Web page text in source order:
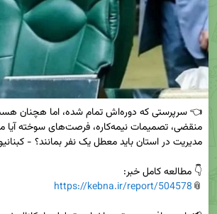
📎
https://kebna.ir/report/504578